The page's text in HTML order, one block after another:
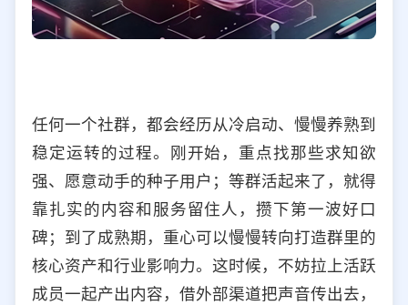
任何一个社群，都会经历从冷启动、慢慢养熟到
稳定运转的过程。刚开始，重点找那些求知欲
强、愿意动手的种子用户；等群活起来了，就得
靠扎实的内容和服务留住人，攒下第一波好口
碑；到了成熟期，重心可以慢慢转向打造群里的
核心资产和行业影响力。这时候，不妨拉上活跃
成员一起产出内容，借外部渠道把声音传出去，